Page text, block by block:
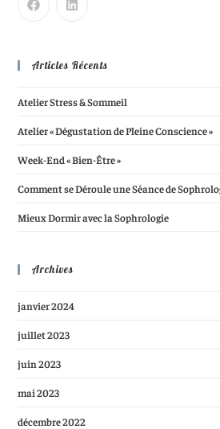
Articles Récents
Atelier Stress & Sommeil
Atelier « Dégustation de Pleine Conscience »
Week-End « Bien-Être »
Comment se Déroule une Séance de
Mieux Dormir avec la Sophrologie
Archives
janvier 2024
juillet 2023
juin 2023
mai 2023
décembre 2022